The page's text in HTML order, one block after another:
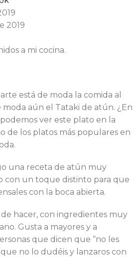
2019
a mi cocina.
está de moda la comida al
moda aún el Tataki de atún. ¿En
ver este plato en la
de los platos más populares en
una receta de atún muy
con un toque distinto para que
con la boca abierta.
hacer, con ingredientes muy
Gusta a mayores y a
que dicen que “no les
no lo dudéis y lanzaros con